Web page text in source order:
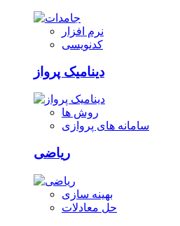
نرم افزار
کدنویسی
دینامیک پرواز
روش ها
سامانه های پروازی
ریاضی
بهینه سازی
حل معادلات